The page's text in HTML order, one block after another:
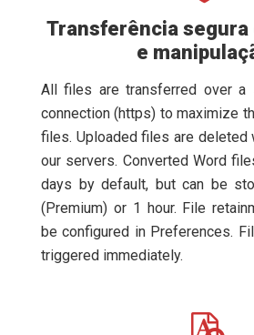
Transferência segura
e
All files are transferred over a
connection (https) to maximize
files. Uploaded files are deleted
our servers. Converted Word
days by default, but can be
(Premium) or 1 hour. File
be configured in Preferences.
triggered immediately.